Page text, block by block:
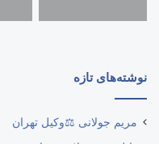
نوشته‌های تازه
مریم جولانی ⚖️وکیل تهران